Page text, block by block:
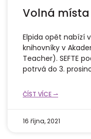
Volná místa
Elpida opět nabízí
knihovníky v
Teacher). SEFTE
potrvá do 3.
ČÍST VÍCE ⇀
16 října, 2021